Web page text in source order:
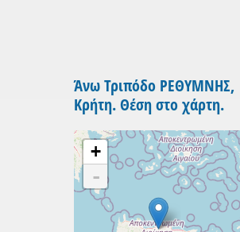
Άνω Τριπόδο ΡΕΘΥΜΝΗΣ,
Κρήτη. Θέση στο χάρτη.
+
-